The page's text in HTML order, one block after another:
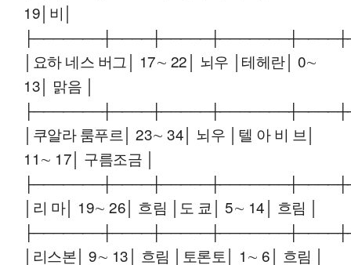
19│비│
│요하 네스 버그│ 17∼ 22│ 뇌우 │테헤란│ 0∼
13│ 맑음 │
│쿠알라 룸푸르│ 23∼ 34│ 뇌우 │텔 아 비 브│
11∼ 17│ 구름조금 │
│리 마│ 19∼ 26│ 흐림 │도 쿄│ 5∼ 14│ 흐림 │
│리스본│ 9∼ 13│ 흐림 │토론토│ 1∼ 6│ 흐림 │